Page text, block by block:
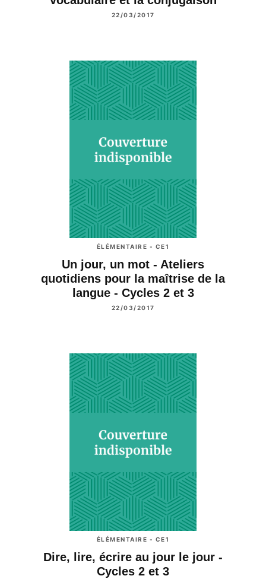
22/03/2017
ÉLÉMENTAIRE - CE1
Un jour, un mot - Ateliers
quotidiens pour la maîtrise de la
langue - Cycles 2 et 3
22/03/2017
ÉLÉMENTAIRE - CE1
Dire, lire, écrire au jour le jour -
Cycles 2 et 3